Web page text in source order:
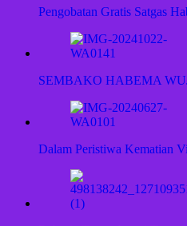
Pengobatan Gratis Satgas
SEMBAKO HABEMA
Dalam Peristiwa Kematian